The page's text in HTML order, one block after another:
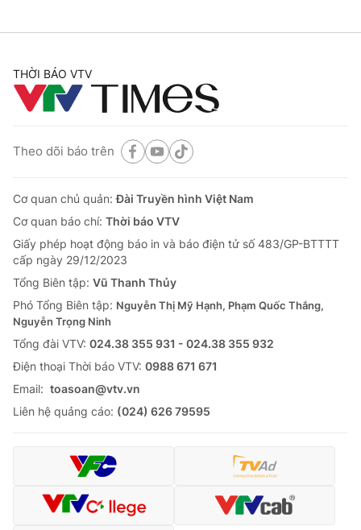
THỜI BÁO VTV
Theo dõi báo trên
Cơ quan chủ quản:Đài Truyền hình Việt Nam
Cơ quan báo chí: Thời báo VTV
Giấy phép hoạt động báo in và báo điện tử số 483/GP-BTTTT
cấp ngày 29/12/2023
Tổng Biên tập: Vũ Thanh Thủy
Phó Tổng Biên tập: Nguyễn Thị Mỹ Hạnh, Phạm Quốc Thắng,
Nguyễn Trọng Ninh
Tổng đài VTV: 024.38 355 931 - 024.38 355 932
Ðiện thoại Thời báo VTV: 0988 671 671
Email: toasoan@vtv.vn
Liên hệ quảng cáo: (024) 626 79595